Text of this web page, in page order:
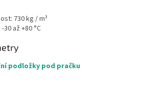
730 kg / m³
až +80 °C
podložky pod pračku